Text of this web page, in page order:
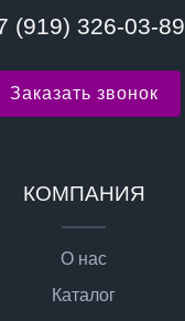
(919) 326-03-89
Заказать звонок
КОМПАНИЯ
О нас
Каталог